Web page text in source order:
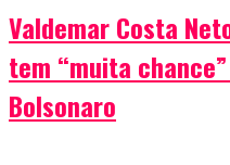
Valdemar Costa
tem “muita
Bolsonaro